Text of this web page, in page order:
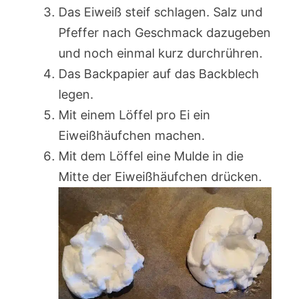
Das Eiweiß steif schlagen. Salz und
Pfeffer nach Geschmack dazugeben
und noch einmal kurz durchrühren.
Das Backpapier auf das Backblech
legen.
Mit einem Löffel pro Ei ein
Eiweißhäufchen machen.
Mit dem Löffel eine Mulde in die
Mitte der Eiweißhäufchen drücken.